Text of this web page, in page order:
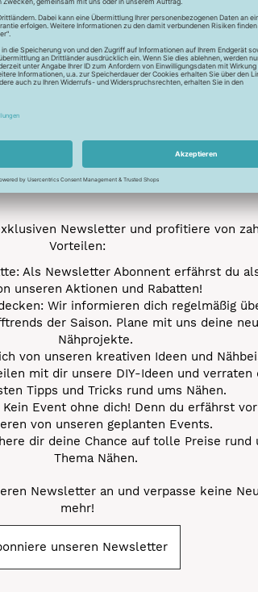
Trocknen nicht
Newsletter
Newsletter und profitiere von
Vorteilen:
Als Newsletter Abonnent erfährst du
unseren Aktionen und Rabatten!
Wir informieren dich regelmäßig
der Saison. Plane mit uns deine
Nähprojekte.
von unseren kreativen Ideen und
mit dir unsere DIY-Ideen und verraten
Tipps und Tricks rund ums Nähen.
Kein Event ohne dich! Denn du erfährst
von unseren geplanten Events.
dir deine Chance auf tolle Preise rund
Thema Nähen.
Newsletter an und verpasse keine
mehr!
unseren Newsletter